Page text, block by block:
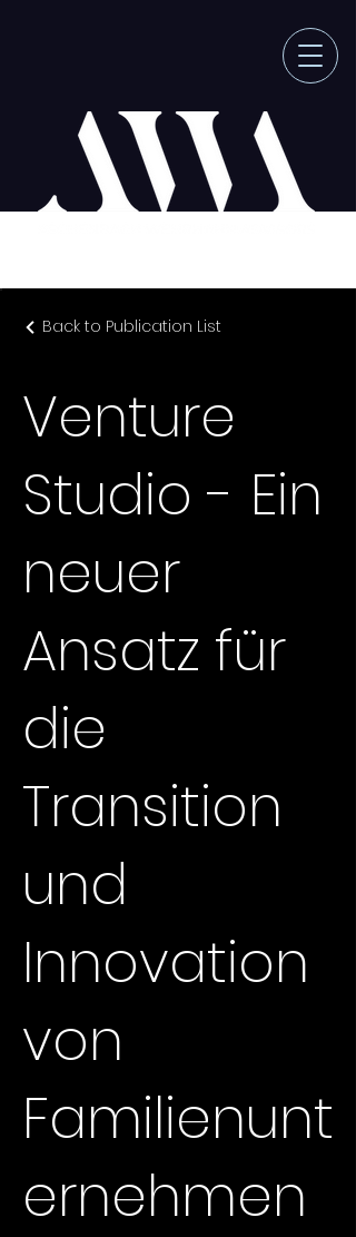
Back to Publication List
Venture
Studio - Ein
neuer
Ansatz für
die
Transition
und
Innovation
von
Familienunt
ernehmen